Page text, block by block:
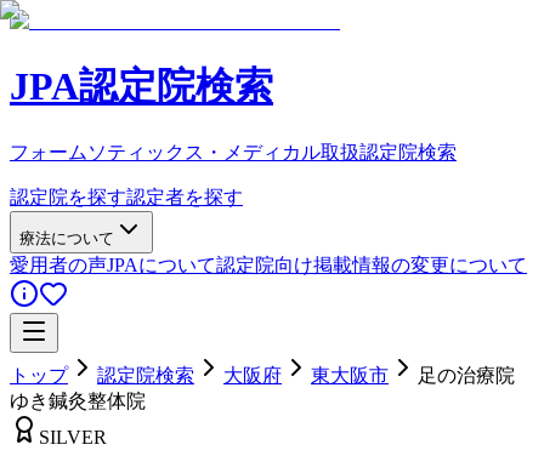
JPA認定院検索
フォームソティックス・メディカル取扱認定院検索
認定院を探す認定者を探す
療法について
愛用者の声JPAについて認定院向け掲載情報の変更について
トップ 認定院検索 大阪府 東大阪市
足の治療院
ゆき鍼灸整体院
SILVER